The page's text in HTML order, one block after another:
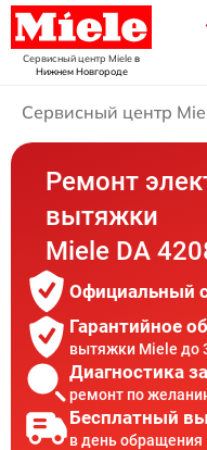
Сервисный центр Mieleв
Нижнем Новгороде
Сервисный центр
Ремонт
вытяжки
Miele DA
Официальный
Гарантийное
вытяжки Miele до
Диагностика
ремонт по
Бесплатный
в день обращения